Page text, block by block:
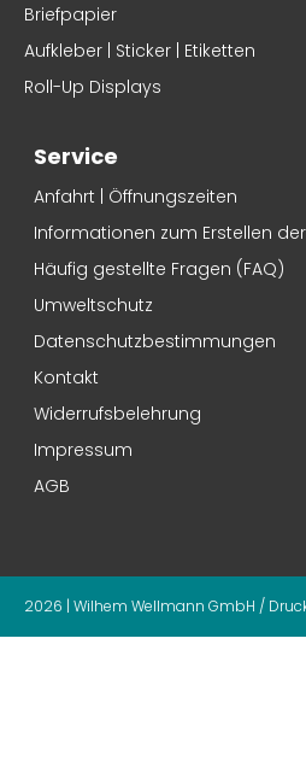
Briefpapier
Aufkleber | Sticker | Etiketten
Roll-Up Displays
Service
Anfahrt | Öffnungszeiten
Informationen zum Erstellen
Häufig gestellte Fragen (FAQ)
Umweltschutz
Datenschutzbestimmungen
Kontakt
Widerrufsbelehrung
Impressum
AGB
2026 | Wilhem Wellmann GmbH /